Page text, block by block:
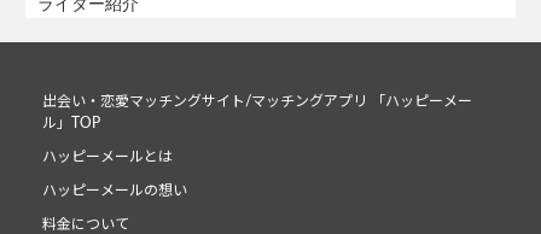
ライター紹介
出会い・恋愛マッチングサイト/マッチングアプリ 「ハッピーメー
ル」TOP
ハッピーメールとは
ハッピーメールの想い
料金について